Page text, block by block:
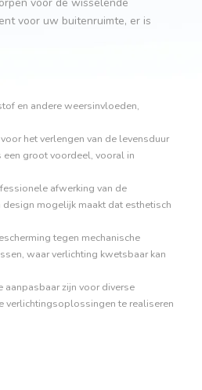
voor de wisselende
voor uw buitenruimte, er is
en andere weersinvloeden,
het verlengen van de levensduur
groot voordeel, vooral in
afwerking van de
mogelijk maakt dat esthetisch
tegen mechanische
waar verlichting kwetsbaar kan
aanpasbaar zijn voor diverse
verlichtingsoplossingen te realiseren